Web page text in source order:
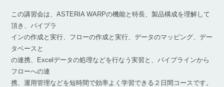
この講習会は、ASTERIA WARPの機能と特長、製品構成を理解して
頂き、パイプラ
インの作成と実行、フローの作成と実行、データのマッピング、デー
タベースと
の連携、Excelデータの処理などを行なう実習と、パイプラインから
フローへの連
携、運用管理などを短時間で効率よく学習できる２日間コースです。